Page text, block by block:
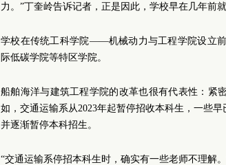
力。”丁奎岭告诉记者，正是因此，学校早在几年前
学校在传统工科学院——机械动力与工程学院设立
际低碳学院等特区学院。
船舶海洋与建筑工程学院的改革也很有代表性：紧
如，交通运输系从2023年起暂停招收本科生，一些
并逐渐暂停本科招生。
“交通运输系停招本科生时，确实有一些老师不理解